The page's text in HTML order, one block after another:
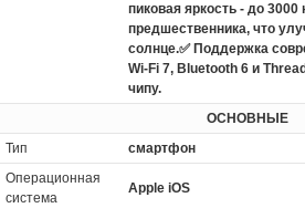
пиковая яркость - до 3000
предшественника, что
солнце.✅ Поддержка
Wi-Fi 7, Bluetooth 6 и
чипу.
ОСНОВНЫЕ
Тип
смартфон
Операционная
система
Apple iOS